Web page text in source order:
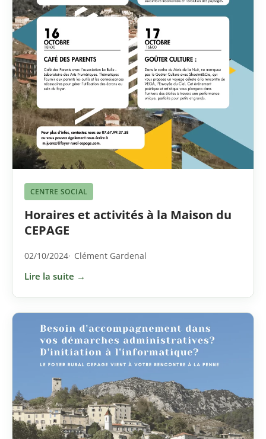
CENTRE SOCIAL
Horaires et activités à la Maison du
CEPAGE
02/10/2024 Clément Gardenal
Lire la suite →